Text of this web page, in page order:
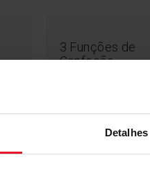
Detalhes
lo e ativar
3 Funções de
Confeção
Slider